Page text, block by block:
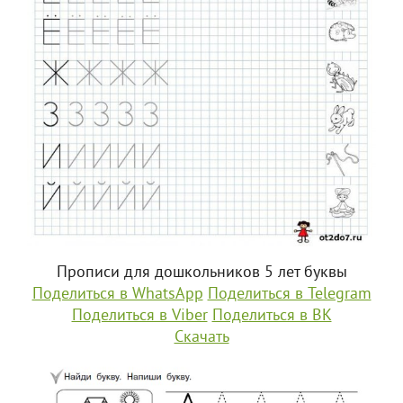
Прописи для дошкольников 5 лет буквы
Поделиться в WhatsApp Поделиться в Telegram
Поделиться в Viber Поделиться в ВК
Скачать